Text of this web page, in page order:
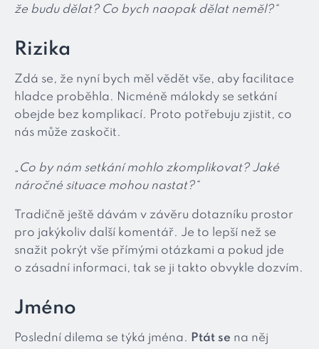
že budu dělat? Co bych naopak dělat neměl?“
Rizika
Zdá se, že nyní bych měl vědět vše, aby facilitace
hladce proběhla. Nicméně málokdy se setkání
obejde bez komplikací. Proto potřebuju zjistit, co
nás může zaskočit.
„Co by nám setkání mohlo zkomplikovat? Jaké
náročné situace mohou nastat?“
Tradičně ještě dávám v závěru dotazníku prostor
pro jakýkoliv další komentář. Je to lepší než se
snažit pokrýt vše přímými otázkami a pokud jde
o zásadní informaci, tak se ji takto obvykle dozvím.
Jméno
Poslední dilema se týká jména. Ptát se na něj